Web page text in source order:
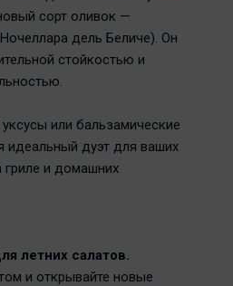
сорт оливок —
дель Беличе). Он
стойкостью и
или бальзамические
идеальный дуэт для ваших
гриле и домашних
летних салатов.
и открывайте новые